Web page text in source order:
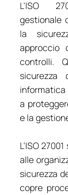
L’ISO
gestionale
la
approccio
controlli.
sicurezza
informatica
a
e la
L’ISO
alle
sicurezza
copre